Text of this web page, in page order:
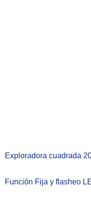
Exploradora cuadrada
Función Fija y flasheo